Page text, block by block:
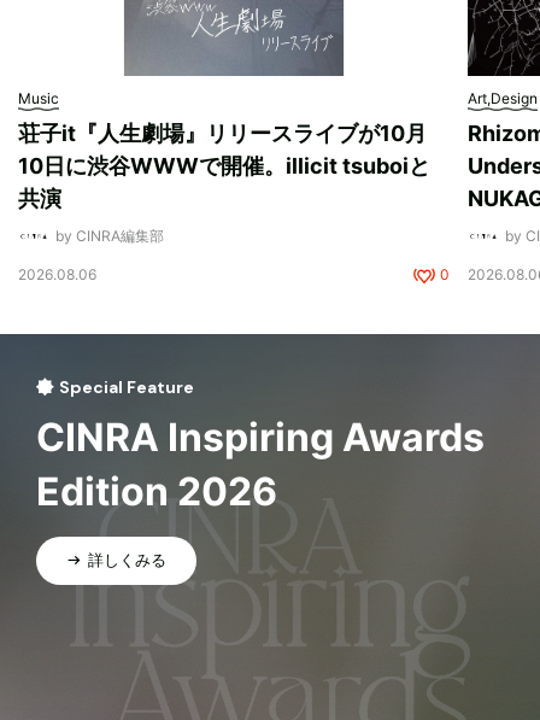
Music
荘子it『人生劇場』リリースライブが10月
10日に渋谷WWWで開催。illicit tsuboiと
共演
by CINRA編集部
2026.08.06 0
Art,Design
by
Special Feature
CINRA Inspiring Awards
Edition 2026
詳しくみる